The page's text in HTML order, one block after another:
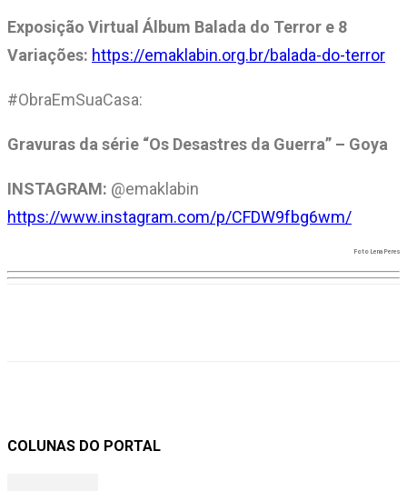
Exposição Virtual Álbum Balada do Terror e 8
Variações: https://emaklabin.org.br/balada-do-terror
#ObraEmSuaCasa:
Gravuras da série “Os Desastres da Guerra” – Goya
INSTAGRAM: @emaklabin
https://www.instagram.com/p/CFDW9fbg6wm/
Foto Lena Peres
COLUNAS DO PORTAL